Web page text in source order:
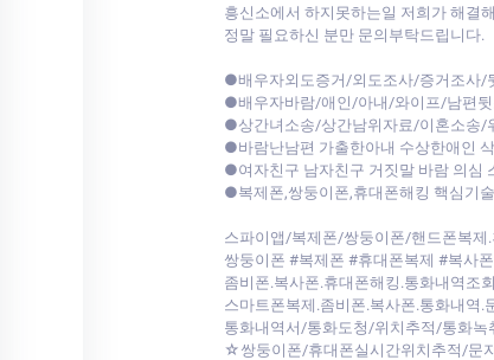
흥신소에서 하지못하는일 저희가 해
정말 필요하신 분만 문의부탁드립니다.
●배우자외도증거/외도조사/증거조사/
●배우자바람/애인/아내/와이프/남편
●상간녀소송/상간남위자료/이혼소송/
●바람난남편 가출한아내 수상한애인
●여자친구 남자친구 거짓말 바람 의심
●복제폰,쌍둥이폰,휴대폰해킹 핵심기
스파이앱/복제폰/쌍둥이폰/핸드폰복제
쌍둥이폰 #복제폰 #휴대폰복제 #복사
좀비폰.복사폰.휴대폰해킹.통화내역조
스마트폰복제.좀비폰.복사폰.통화내역.
통화내역서/통화도청/위치추적/통화
☆쌍둥이폰/휴대폰실시간위치추적/문